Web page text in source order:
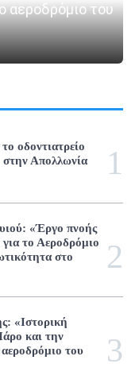
αεροδρόμιο του
οδοντιατρείο
Απολλωνία
«Έργο πνοής
το Αεροδρόμιο
στο
«Ιστορική
και την
του